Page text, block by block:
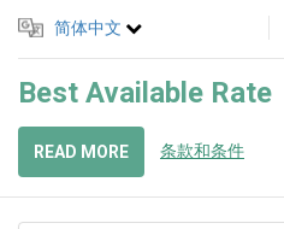
简体中文
Best Available Rate
READ MORE 条款和条件